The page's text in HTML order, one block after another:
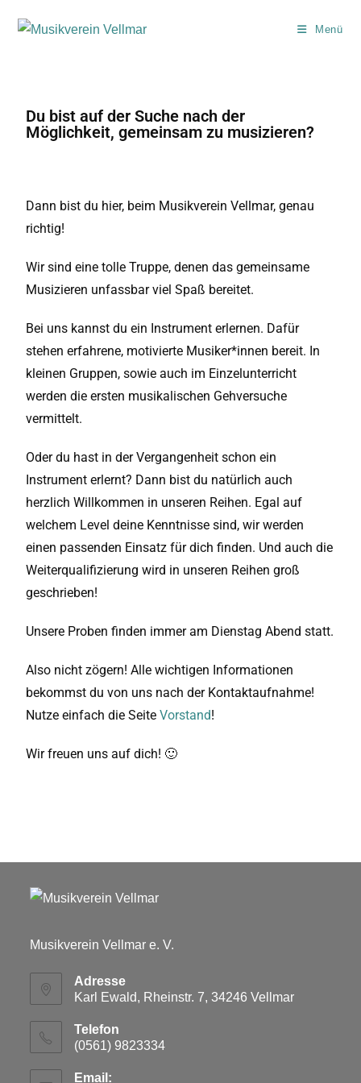
Menü
Du bist auf der Suche nach der
Möglichkeit, gemeinsam zu musizieren?
Dann bist du hier, beim Musikverein Vellmar, genau
richtig!
Wir sind eine tolle Truppe, denen das gemeinsame
Musizieren unfassbar viel Spaß bereitet.
Bei uns kannst du ein Instrument erlernen. Dafür
stehen erfahrene, motivierte Musiker*innen bereit. In
kleinen Gruppen, sowie auch im Einzelunterricht
werden die ersten musikalischen Gehversuche
vermittelt.
Oder du hast in der Vergangenheit schon ein
Instrument erlernt? Dann bist du natürlich auch
herzlich Willkommen in unseren Reihen. Egal auf
welchem Level deine Kenntnisse sind, wir werden
einen passenden Einsatz für dich finden. Und auch die
Weiterqualifizierung wird in unseren Reihen groß
geschrieben!
Unsere Proben finden immer am Dienstag Abend statt.
Also nicht zögern! Alle wichtigen Informationen
bekommst du von uns nach der Kontaktaufnahme!
Nutze einfach die SeiteVorstand!
Wir freuen uns auf dich! 🙂
Musikverein Vellmar e. V.
Adresse
Karl Ewald, Rheinstr. 7, 34246 Vellmar
Telefon
(0561) 9823334
Email: